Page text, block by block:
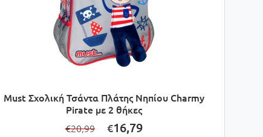
Must Σχολική Τσάντα Πλάτης Νηπίου Charmy
Pirate με 2 θήκες
€20,99
Original
price
€16,79
Η
τρέχουσα